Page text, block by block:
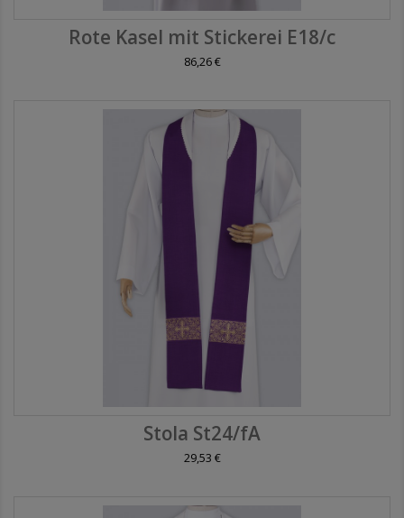
Rote Kasel mit Stickerei E18/c
86,26 €
Stola St24/fA
29,53 €